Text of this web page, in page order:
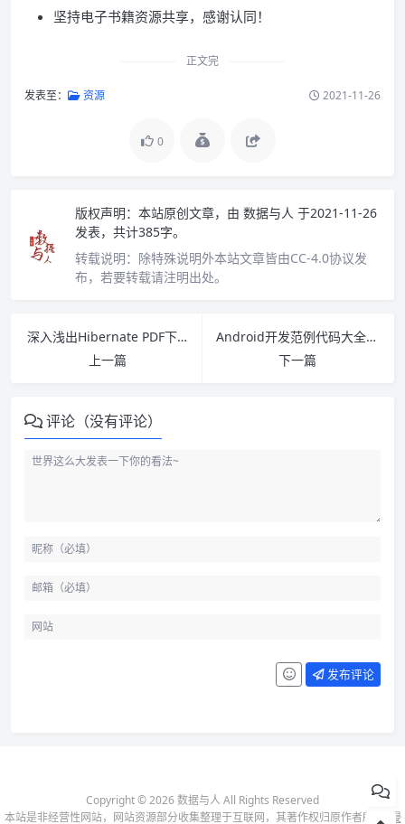
坚持电子书籍资源共享，感谢认同！
正文完
发表至： 资源 2021-11-26
0
版权声明： 本站原创文章，由 数据与人 于2021-11-26
发表，共计385字。
转载说明： 除特殊说明外本站文章皆由CC-4.0协议发
布，若要转载请注明出处。
深入浅出Hibernate PDF下载
上一篇
Android开发范例代码大全(第2版) PDF下载
下一篇
评论（没有评论）
发布评论
Copyright © 2026 数据与人 All Rights Reserved
本站是非经营性网站，网站资源部分收集整理于互联网，其著作权归原作者所有-
侵